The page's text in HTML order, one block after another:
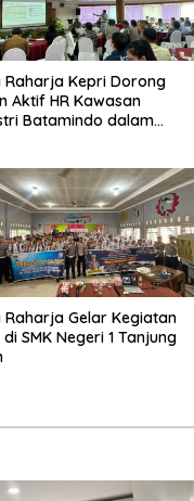
Raharja Kepri Dorong
Aktif HR Kawasan
Batamindo dalam
Raharja Gelar Kegiatan
di SMK Negeri 1 Tanjung